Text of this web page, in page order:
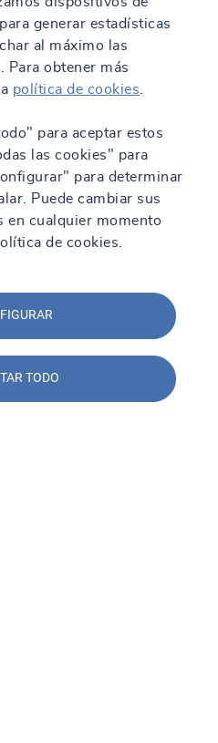
generar estadísticas
al máximo las
Para obtener más
política de cookies
para aceptar estos
las cookies" para
para determinar
Puede cambiar sus
en cualquier momento
de cookies.
TODO